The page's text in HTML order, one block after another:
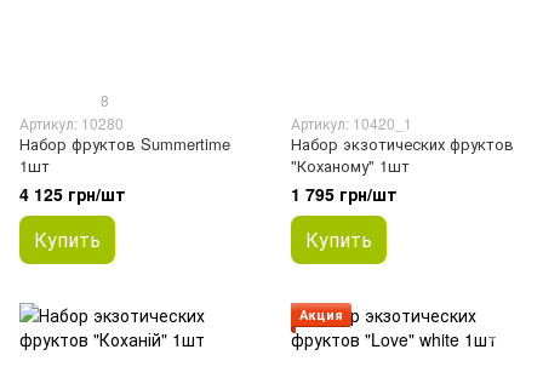
8
Артикул: 10280
Набор фруктов Summertime
1шт
4 125 грн/шт
Купить
Артикул: 10420_1
Набор экзотических фруктов
"Коханому" 1шт
1 795 грн/шт
Купить
Акция